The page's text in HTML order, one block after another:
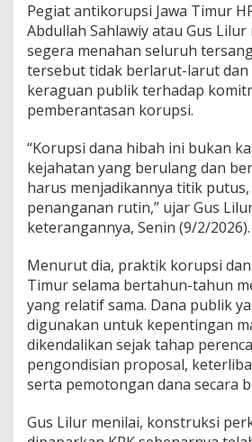
K
H
a
r
u
s
T
a
n
S
e
l
u
u
h
T
e
r
s
a
n
a
Pegiat antikorupsi Jawa Timur
Abdullah Sahlawiy atau Gus Lilur
segera menahan seluruh
tersebut tidak berlarut-larut dan
keraguan publik terhadap
pemberantasan korupsi.
“Korupsi dana hibah ini bukan
kejahatan yang berulang dan
harus menjadikannya titik
penanganan rutin,” ujar Gus
keterangannya, Senin (9/2/2026).
Menurut dia, praktik korupsi
Timur selama bertahun-tahun
yang relatif sama. Dana publik
digunakan untuk kepentingan
dikendalikan sejak tahap
pengondisian proposal,
serta pemotongan dana secara
Gus Lilur menilai, konstruksi